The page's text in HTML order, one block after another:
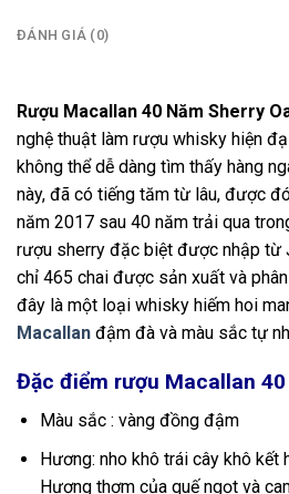
ĐÁNH GIÁ (0)
Rượu Macallan 40 Năm Sherry
nghệ thuật làm rượu whisky hiện
không thể dễ dàng tìm thấy hàng
này, đã có tiếng tăm từ lâu, được
năm 2017 sau 40 năm trải qua
rượu sherry đặc biệt được nhập từ
chỉ 465 chai được sản xuất và
đây là một loại whisky hiếm hoi
Macallan đậm đà và màu sắc tự
Đặc điểm rượu Macallan 40
Màu sắc : vàng đồng đậm
Hương: nho khô trái cây khô kết
Hương thơm của quế ngọt và